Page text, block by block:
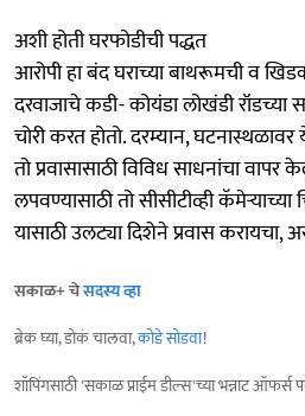
अशी होती घरफोडीची पद्धत
आरोपी हा बंद घराच्या बाथरूमची व
दरवाजाचे कडी- कोयंडा लोखंडी
चोरी करत होतो. दरम्यान,
तो प्रवासासाठी विविध साधनांचा
लपवण्यासाठी तो सीसीटीव्ही कॅमेऱ्याच्या
यासाठी उलट्या दिशेने प्रवास करायचा,
सकाळ+ चेसदस्य व्हा
ब्रेक घ्या, डोकं चालवा,कोडे सोडवा!
शॉपिंगसाठी 'सकाळ प्राईम डील्स'च्या भन्नाट ऑफर्स